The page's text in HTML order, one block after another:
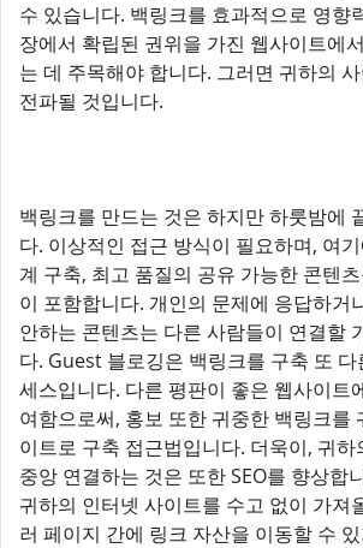
수 있습니다. 백링크를 효과적으로 영향
장에서 확립된 권위을 가진 웹사이트에
는 데 주목해야 합니다. 그러면 귀하의
전파될 것입니다.
백링크를 만드는 것은 하지만 하룻밤에
다. 이상적인 접근 방식이 필요하며, 여
계 구축, 최고 품질의 공유 가능한 콘텐
이 포함합니다. 개인의 문제에 응답하거
안하는 콘텐츠는 다른 사람들이 연결할
다. Guest 블로깅은 백링크를 구축 또
세스입니다. 다른 평판이 좋은 웹사이트
여함으로써, 홍보 또한 귀중한 백링크를
이트로 구축 접근법입니다. 더욱이, 귀
중앙 연결하는 것은 또한 SEO를 향상합
귀하의 인터넷 사이트를 수고 없이 가져
러 페이지 간에 링크 자산을 이동할 수